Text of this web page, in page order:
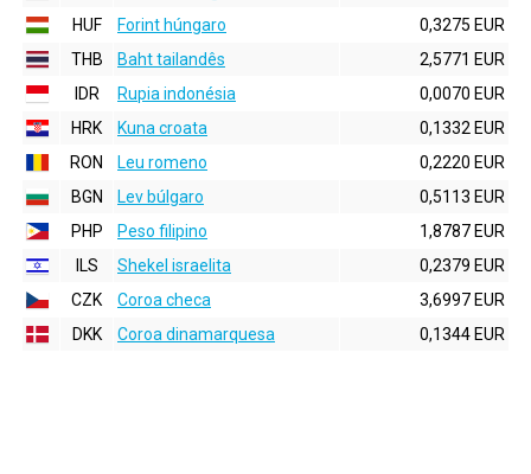
HUF
Forint húngaro
0,3275 EUR
THB
Baht tailandês
2,5771 EUR
IDR
Rupia indonésia
0,0070 EUR
HRK
Kuna croata
0,1332 EUR
RON
Leu romeno
0,2220 EUR
BGN
Lev búlgaro
0,5113 EUR
PHP
Peso filipino
1,8787 EUR
ILS
Shekel israelita
0,2379 EUR
CZK
Coroa checa
3,6997 EUR
DKK
Coroa dinamarquesa 0,1344 EUR